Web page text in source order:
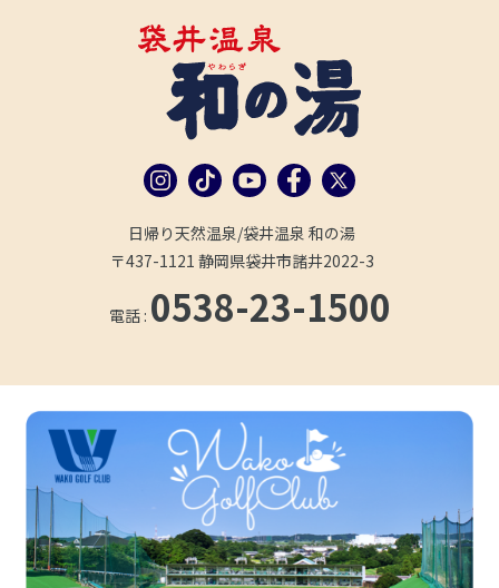
日帰り天然温泉/袋井温泉 和の湯
〒437-1121 静岡県袋井市諸井2022-3
電話 : 0538-23-1500